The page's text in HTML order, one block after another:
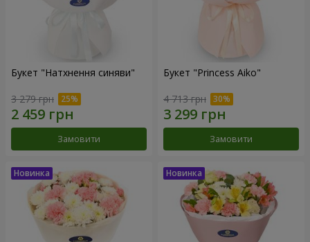
Букет "Натхнення синяви"
3 279 грн
Замовити
Букет "Princess Aiko"
4 713 грн
Замовити